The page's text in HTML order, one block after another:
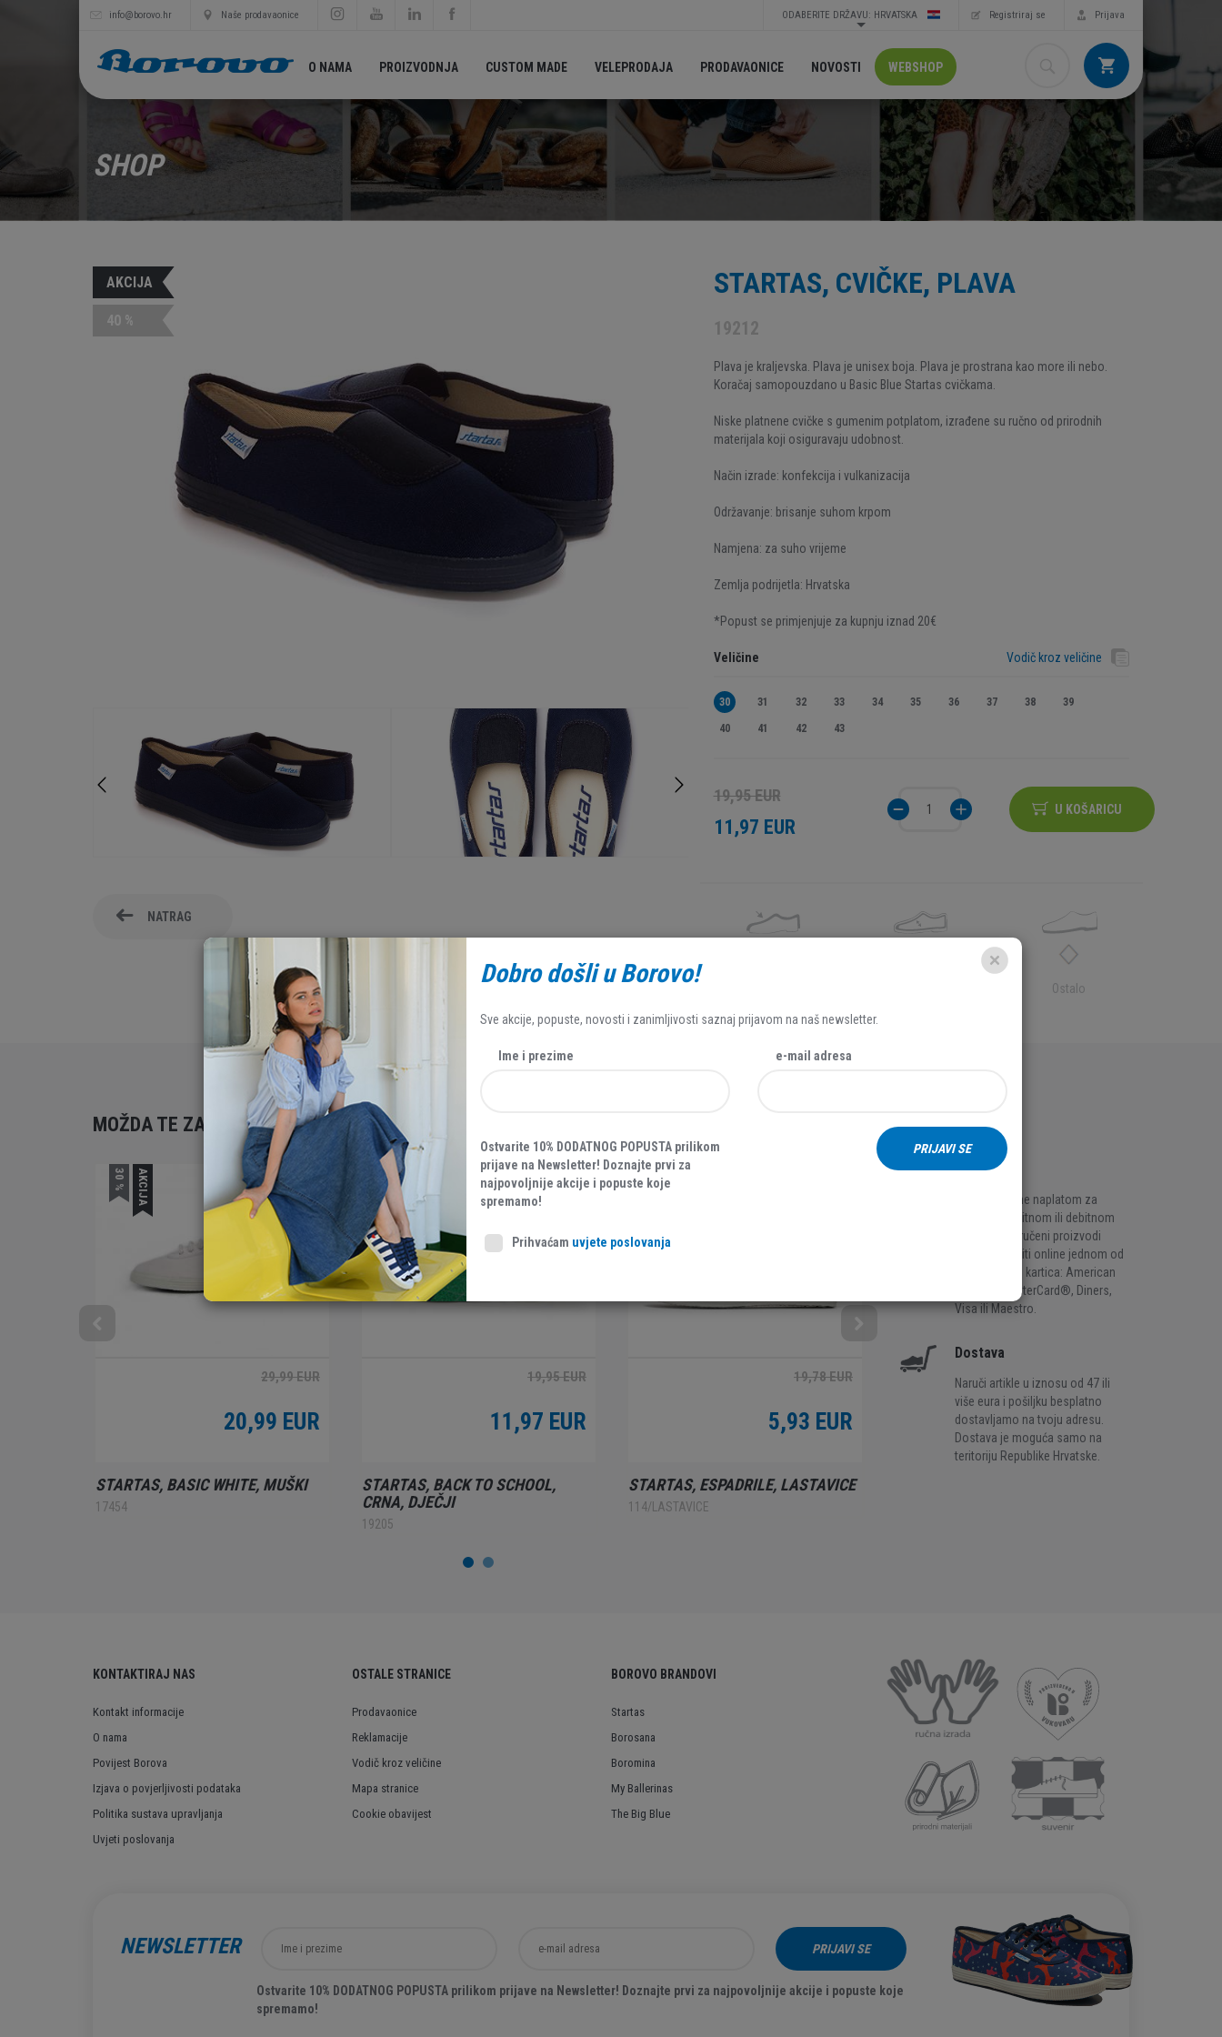
info@borovo.hr Naše prodavaonice Prijava
Registriraj se
ODABERITE DRŽAVU: HRVATSKA
O NAMA PROIZVODNJA CUSTOM MADE VELEPRODAJA PRODAVAONICE NOVOSTI WEBSHOP
SHOP
NATRAG
AKCIJA
40 %
STARTAS, CVIČKE, PLAVA
19212
Plava je kraljevska. Plava je unisex boja. Plava je prostrana kao more ili nebo.
Koračaj samopouzdano u Basic Blue Startas cvičkama.
Niske platnene cvičke s gumenim potplatom, izrađene su ručno od prirodnih
materijala koji osiguravaju udobnost.
Način izrade: konfekcija i vulkanizacija
Održavanje: brisanje suhom krpom
Namjena: za suho vrijeme
Zemlja podrijetla: Hrvatska
*Popust se primjenjuje za kupnju iznad 20€
Veličine Vodič kroz veličine
30 31 32 33 34 35 36 37 38 39
40 41 42 43
19,95 EUR
11,97 EUR
U KOŠARICU
Ostalo
MOŽDA TE ZANIMA
29,99 EUR
20,99 EUR
STARTAS, BASIC WHITE, MUŠKI
17454
30 % AKCIJA
19,95 EUR
11,97 EUR
STARTAS, BACK TO SCHOOL,
CRNA, DJEČJI
19205
40 % AKCIJA
19,78 EUR
5,93 EUR
STARTAS, ESPADRILE, LASTAVICE
114/LASTAVICE
70 % AKCIJA
19,95 EUR
5,99 EUR
UVJETI KUPNJE
Plaćanje
PayWay online naplatom za
plaćanje kreditnom ili debitnom
karticom. Naručeni proizvodi
mogu se platiti online jednom od
ovih kreditnih kartica: American
Express, MasterCard®, Diners,
Visa ili Maestro.
Dostava
Naruči artikle u iznosu od 47 ili
više eura i pošiljku besplatno
dostavljamo na tvoju adresu.
Dostava je moguća samo na
teritoriju Republike Hrvatske.
KONTAKTIRAJ NAS
Kontakt informacije
O nama
Povijest Borova
Izjava o povjerljivosti podataka
Politika sustava upravljanja
Uvjeti poslovanja
OSTALE STRANICE
Prodavaonice
Reklamacije
Vodič kroz veličine
Mapa stranice
Cookie obavijest
BOROVO BRANDOVI
Startas
Borosana
Boromina
My Ballerinas
The Big Blue
NEWSLETTER PRIJAVI SE
Ostvarite 10% DODATNOG POPUSTA prilikom prijave na Newsletter! Doznajte prvi za najpovoljnije akcije i popuste koje
spremamo!
Dobro došli u Borovo!
Sve akcije, popuste, novosti i zanimljivosti saznaj prijavom na naš newsletter.
Ime i prezime e-mail adresa
Ostvarite 10% DODATNOG POPUSTA prilikom
prijave na Newsletter! Doznajte prvi za
najpovoljnije akcije i popuste koje
spremamo!
Prihvaćam uvjete poslovanja
PRIJAVI SE